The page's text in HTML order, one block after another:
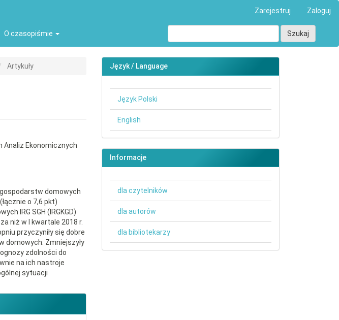
Zarejestruj Zaloguj
O czasopiśmie Szukaj
Artykuły
Analiz Ekonomicznych
domowych
o 7,6 pkt)
IRG SGH (IRGKGD)
niż w I kwartale 2018 r.
przyczyniły się dobre
domowych. Zmniejszyły
zdolności do
na ich nastroje
sytuacji
Język / Language
Język Polski
English
Informacje
dla czytelników
dla autorów
dla bibliotekarzy